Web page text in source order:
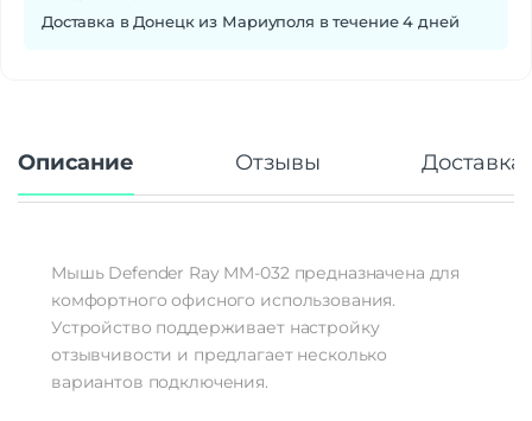
Доставка в Донецк из Мариуполя в течение 4 дней
Описание Отзывы Доставка
Мышь Defender Ray MM-032 предназначена для
комфортного офисного использования.
Устройство поддерживает настройку
отзывчивости и предлагает несколько
вариантов подключения.